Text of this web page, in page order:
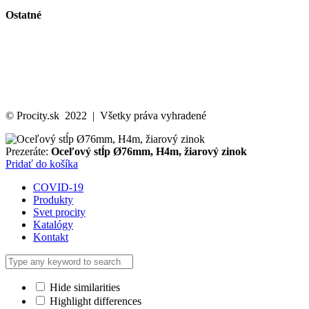
Ostatné
© Procity.sk 2022 | Všetky práva vyhradené
Prezeráte: Oceľový stĺp Ø76mm, H4m, žiarový zinok
Pridať do košíka
COVID-19
Produkty
Svet procity
Katalógy
Kontakt
Hide similarities
Highlight differences